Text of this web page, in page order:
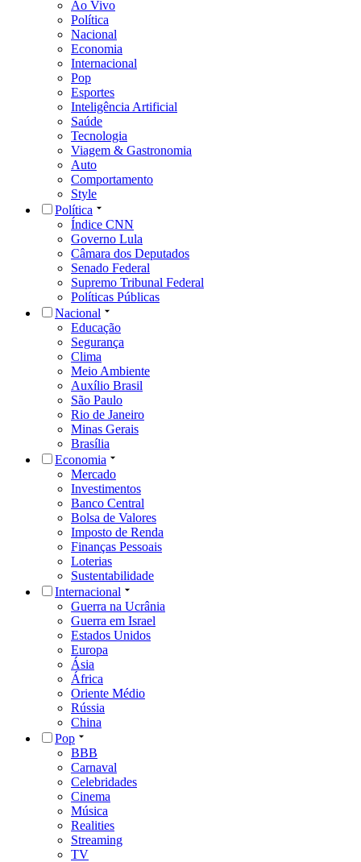
Ao Vivo
Política
Nacional
Economia
Internacional
Pop
Esportes
Inteligência Artificial
Saúde
Tecnologia
Viagem & Gastronomia
Auto
Comportamento
Style
Política
Índice CNN
Governo Lula
Câmara dos Deputados
Senado Federal
Supremo Tribunal Federal
Políticas Públicas
Nacional
Educação
Segurança
Clima
Meio Ambiente
Auxílio Brasil
São Paulo
Rio de Janeiro
Minas Gerais
Brasília
Economia
Mercado
Investimentos
Banco Central
Bolsa de Valores
Imposto de Renda
Finanças Pessoais
Loterias
Sustentabilidade
Internacional
Guerra na Ucrânia
Guerra em Israel
Estados Unidos
Europa
Ásia
África
Oriente Médio
Rússia
China
Pop
BBB
Carnaval
Celebridades
Cinema
Música
Realities
Streaming
TV